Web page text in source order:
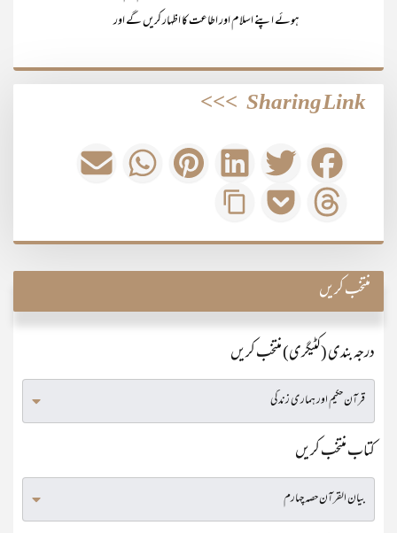
ہوئے اپنے اسلام اور اطاعت کا اظہار کریں گے اور
Sharing Link
>>>
منتخب کریں
درجہ بندی (کٹیگری) منتخب کریں
کتاب منتخب کریں